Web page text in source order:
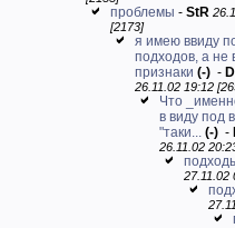
проблемы - StR
[2173]
я имею ввиду
подходов, а не
признаки (-) -
26.11.02 19:12
Что
в виду под
"таки... (-) -
26.11.02
27.11.02